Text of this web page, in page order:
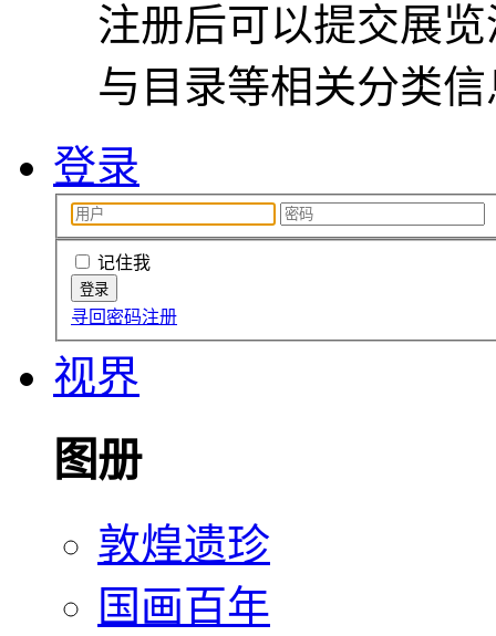
注册后可以提交展
与目录等相关分类
登录
记住我
寻回密码注册
视界
图册
敦煌遗珍
国画百年